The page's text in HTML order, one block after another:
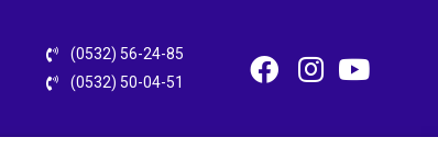
(0532) 56-24-85
(0532) 50-04-51